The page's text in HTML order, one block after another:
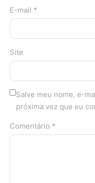
E-mail *
Site
Salve meu nome, e-
próxima vez que eu
Comentário *